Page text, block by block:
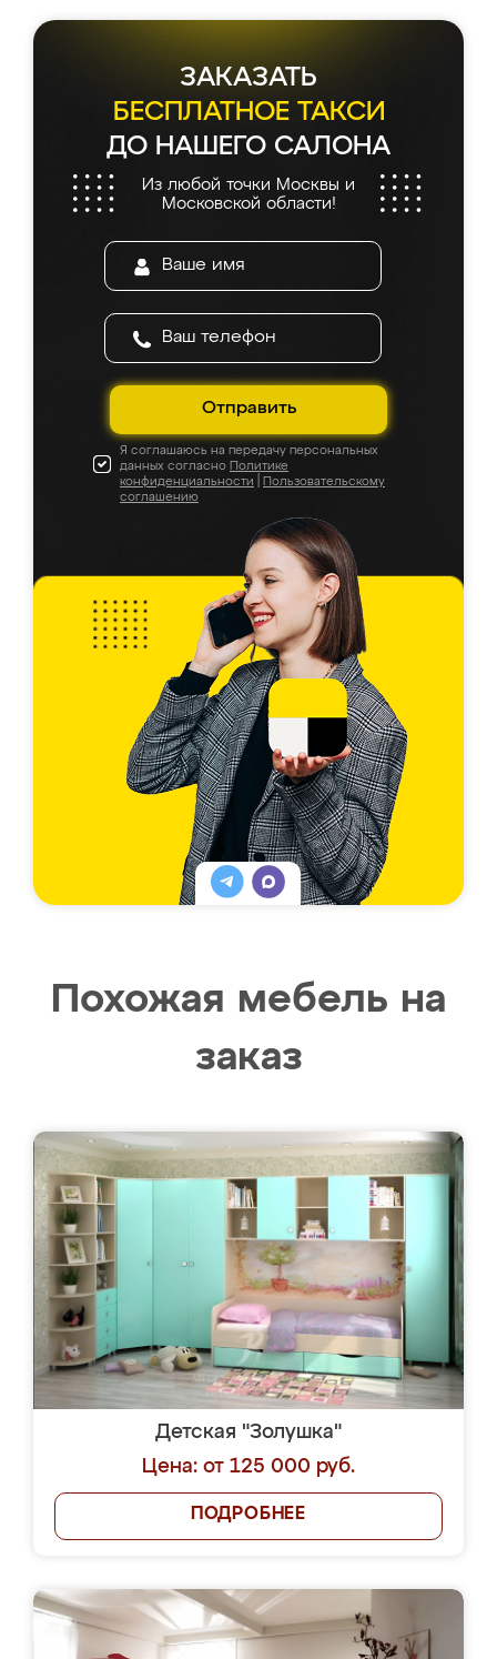
ЗАКАЗАТЬ
БЕСПЛАТНОЕ ТАКСИ
ДО НАШЕГО САЛОНА
Из любой точки Москвы и
Московской области!
Отправить
Я соглашаюсь на передачу персональных
данных согласно Политике
конфиденциальности
Пользовательскому
соглашению
Похожая мебель на
заказ
Детская "Золушка"
Цена: от 125 000 руб.
ПОДРОБНЕЕ